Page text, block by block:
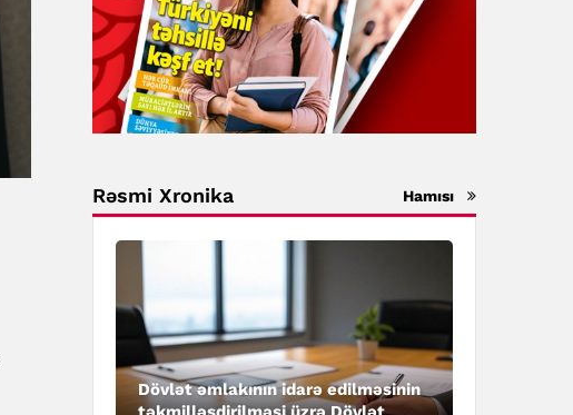
Rəsmi Xronika Hamısı
Dövlət əmlakının idarə edilməsinin